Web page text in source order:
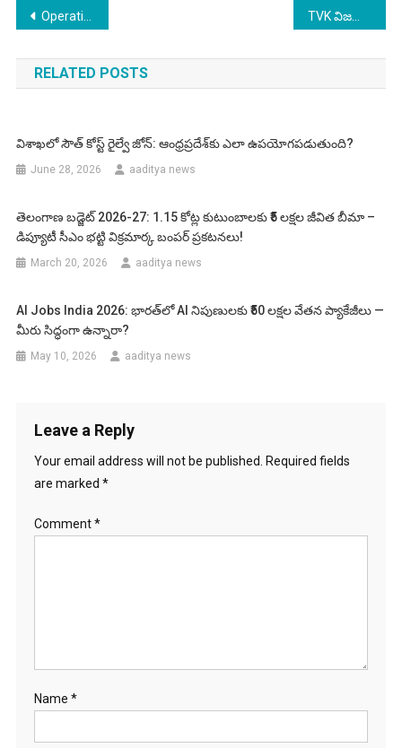
Post
navigation
Operation Sindoor One Year: భారత్ వ్యూహాత్మక విజయం నేటికీ ప్రతిధ్వనిస్తోంది!
RELATED POSTS
విశాఖలో సౌత్ కోస్ట్ రైల్వే జోన్: ఆంధ్రప్రదేశ్‌కు ఎలా ఉపయోగపడుతుంది?
June 28, 2026 aaditya news
తెలంగాణ బడ్జెట్ 2026-27: 1.15 కోట్ల కుటుంబాలకు ₹5 లక్షల జీవిత బీమా –
డిప్యూటీ సీఎం భట్టి విక్రమార్క బంపర్ ప్రకటనలు!
March 20, 2026 aaditya news
AI Jobs India 2026: భారత్‌లో AI నిపుణులకు ₹50 లక్షల వేతన ప్యాకేజీలు —
మీరు సిద్ధంగా ఉన్నారా?
May 10, 2026 aaditya news
Leave a Reply
Your email address will not be published.
Required fields
are marked *
Comment*
Name *